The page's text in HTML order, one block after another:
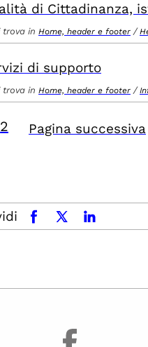
di Cittadinanza,
trova in Home, header e footer /
di supporto
trova in Home, header e footer /
2 Pagina successiva
facebookx.comlinkedin
facebook